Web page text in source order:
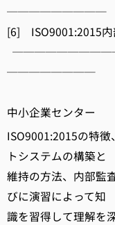
─────────
[6] ISO9001:2015内
────────
(一
中小企業センター
ISO9001:2015の特
トシステムの構築と
維持の方法、内部監
びに演習によって知
識を習得して理解を